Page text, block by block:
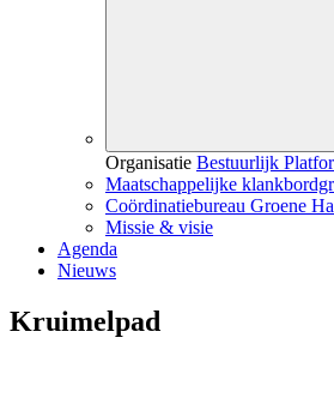
Organisatie Bestuurlijk
Maatschappelijke
Coördinatiebureau Groene
Missie & visie
Agenda
Nieuws
Kruimelpad